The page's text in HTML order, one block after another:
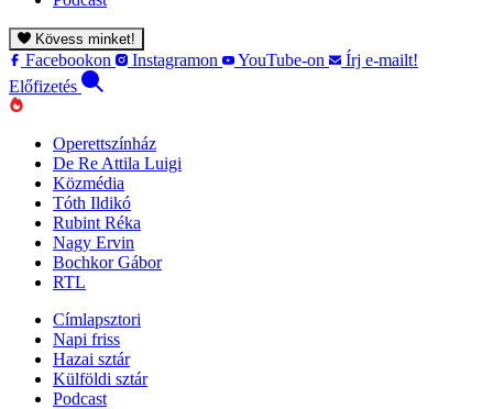
Kövess minket!
Facebookon Instagramon YouTube-on
Írj e-mailt!
Előfizetés
Operettszínház
De Re Attila Luigi
Közmédia
Tóth Ildikó
Rubint Réka
Nagy Ervin
Bochkor Gábor
RTL
Címlapsztori
Napi friss
Hazai sztár
Külföldi sztár
Podcast